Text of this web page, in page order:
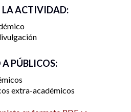
LA ACTIVIDAD:
PÚBLICOS:
extra-académicos